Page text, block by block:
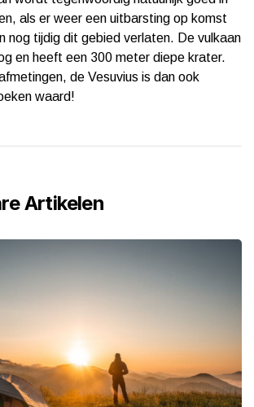
als er weer een uitbarsting op komst
nog tijdig dit gebied verlaten. De vulkaan
en heeft een 300 meter diepe krater.
de Vesuvius is dan ook
waard!
Artikelen